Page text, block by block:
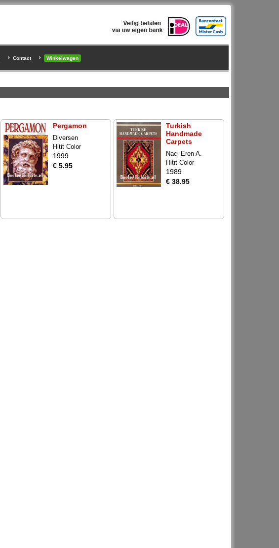
Contact Winkelwagen
Pergamon
Diversen
Hitit Color
1999
€ 5.95
Turkish
Handmade
Carpets
Naci Eren A.
Hitit Color
1989
€ 38.95